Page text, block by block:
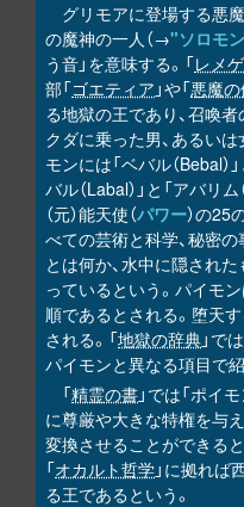
グリモアに登場する悪
の魔神の一人（→"ソロモ
う音」を意味する。「レメ
部「ゴエティア 」や「悪魔
る地獄の王であり、召喚
クダに乗った男、あるい
モンには「ベバル（Bebal）
バル（Labal）」と「アバリ
（元）能天使（パワー）の25
べての芸術と科学、秘密
とは何か、水中に隠され
っているという。パイモン
順であるとされる。堕天
される。「地獄の辞典」で
パイモンと異なる項目で
「精霊の書」では「ポイ
に尊厳や大きな特権を与
変換させることができると
「オカルト哲学」に拠れ
る王であるという。